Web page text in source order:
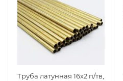
Труба латунная 16х2 п/тв,